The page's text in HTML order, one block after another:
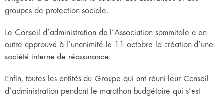
groupes de protection sociale.
Le Conseil d’administration de l’Association sommitale a en
outre approuvé à l’unanimité le 11 octobre la création d’une
société interne de réassurance.
Enfin, toutes les entités du Groupe qui ont réuni leur Conseil
d’administration pendant le marathon budgétaire qui s’est